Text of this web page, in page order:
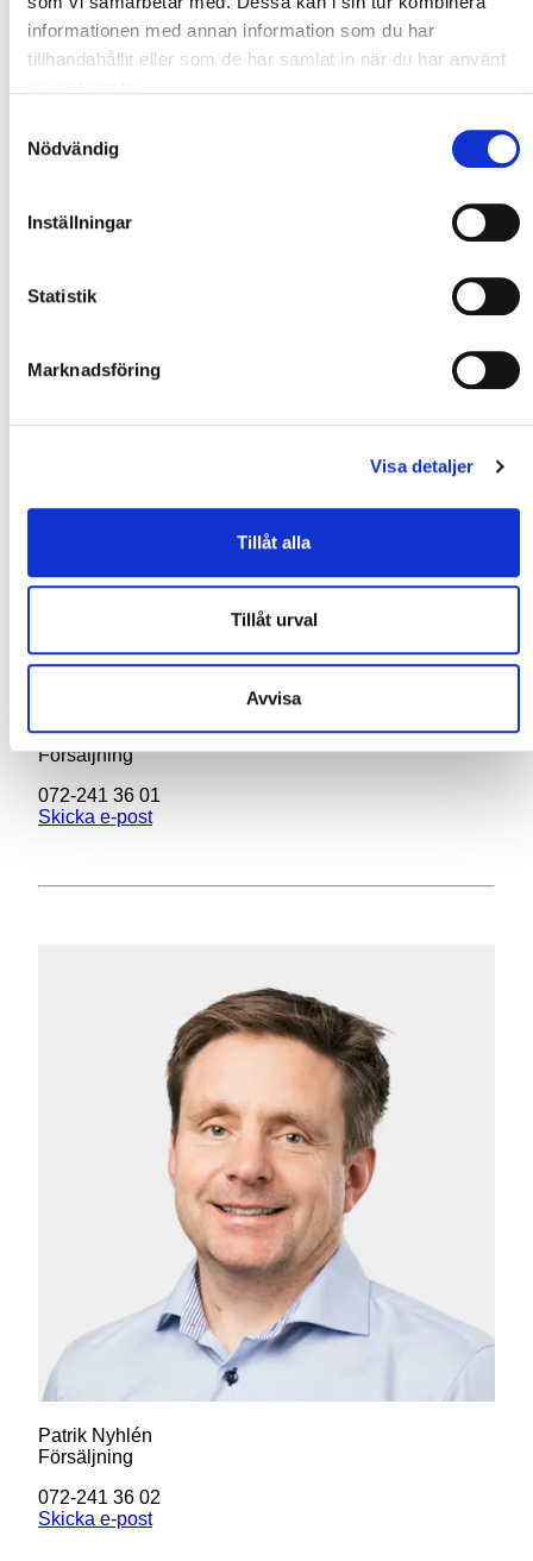
informationen med annan information som du har
tillhandahållit eller som de har samlat in när du har använt
Nödvändig
Inställningar
Statistik
Marknadsföring
Visa detaljer
Tillåt alla
Tillåt urval
Avvisa
datan.
Martin Erixon
Försäljning
072-241 36 01
Skicka e-post
Patrik Nyhlén
Försäljning
072-241 36 02
Skicka e-post